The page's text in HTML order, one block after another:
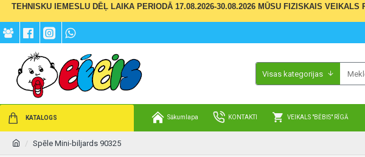
TEHNISKU IEMESLU DĒĻ LAIKA PERIODĀ 17.08.2026-30.08.2026 MŪSU FIZISKAIS
Visas kategorijas
KATALOGS Sākumlapa KONTAKTI VEIKALS "BĒBIS" RĪGĀ
Spēle Mini-biljards 90325